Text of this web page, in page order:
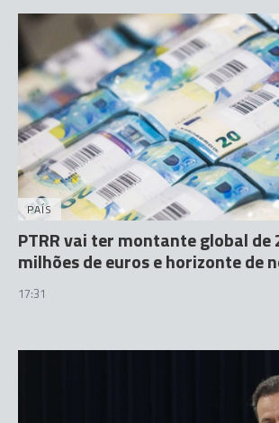
PAÍS
PTRR vai ter montante global de
milhões de euros e horizonte de
17:31